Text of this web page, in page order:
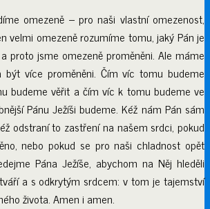
omezeně – pro naši vlastní omezenost,
velmi omezeně rozumíme tomu, jaký Pán je
proto jsme omezeně proměněni. Ale máme
více proměněni. Čím víc tomu budeme
budeme věřit a čím víc k tomu budeme ve
Pánu Ježíši budeme. Kéž nám Pán sám
odstraní to zastření na našem srdci, pokud
nebo pokud se pro naši chladnost opět
Pána Ježíše, abychom na Něj hleděli
a s odkrytým srdcem: v tom je tajemství
života. Amen i amen.